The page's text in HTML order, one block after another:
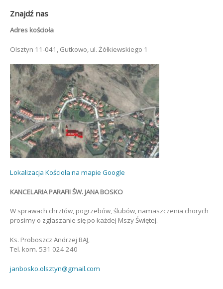
Znajdź nas
Adres kościoła
Olsztyn 11-041, Gutkowo, ul. Żółkiewskiego 1
Lokalizacja Kościoła na mapie Google
KANCELARIA PARAFII ŚW. JANA BOSKO
W sprawach chrztów, pogrzebów, ślubów, namaszczenia chorych
prosimy o zgłaszanie się po każdej Mszy Świętej.
Ks. Proboszcz Andrzej BAJ,
Tel. kom. 531 024 240
janbosko.olsztyn@gmail.com